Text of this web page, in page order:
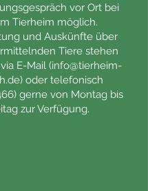
vor Ort bei
Tierheim möglich.
und Auskünfte über
Tiere stehen
E-Mail (info@tierheim-
) oder telefonisch
gerne von Montag bis
zur Verfügung.